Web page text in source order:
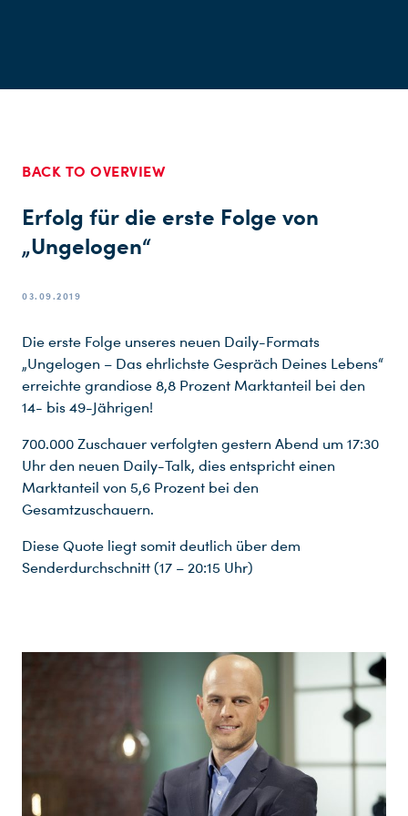
BACK TO OVERVIEW
Erfolg für die erste Folge von
„Ungelogen“
03.09.2019
Die erste Folge unseres neuen Daily-Formats
„Ungelogen – Das ehrlichste Gespräch Deines Lebens“
erreichte grandiose 8,8 Prozent Marktanteil bei den
14- bis 49-Jährigen!
700.000 Zuschauer verfolgten gestern Abend um 17:30
Uhr den neuen Daily-Talk, dies entspricht einen
Marktanteil von 5,6 Prozent bei den
Gesamtzuschauern.
Diese Quote liegt somit deutlich über dem
Senderdurchschnitt (17 – 20:15 Uhr)